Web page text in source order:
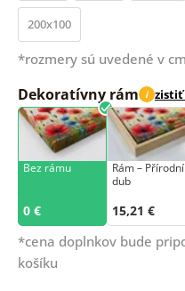
200x100
*rozmery sú uvedené v
Dekoratívny rám i zistiť
Bez rámu
0 €
Rám –⁠⁠⁠⁠⁠⁠ Přírodní
dub
15,21 €
*cena doplnkov bude
košíku